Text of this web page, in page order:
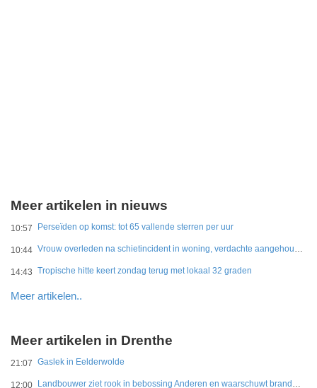
Meer artikelen in nieuws
10:57 Perseïden op komst: tot 65 vallende sterren per uur
10:44 Vrouw overleden na schietincident in woning, verdachte aangehouden
14:43 Tropische hitte keert zondag terug met lokaal 32 graden
Meer artikelen..
Meer artikelen in Drenthe
21:07 Gaslek in Eelderwolde
12:00 Landbouwer ziet rook in bebossing Anderen en waarschuwt brandweer